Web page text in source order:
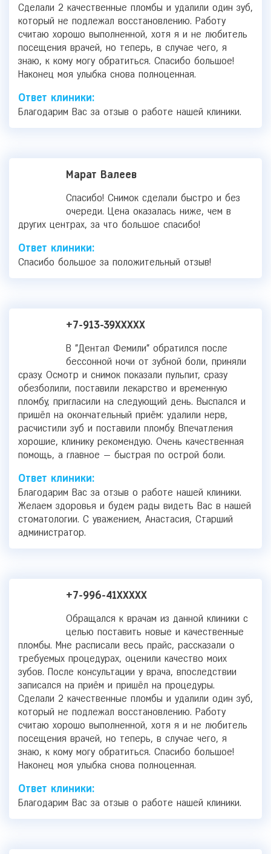
Сделали 2 качественные пломбы и удалили один зуб,
который не подлежал восстановлению. Работу
считаю хорошо выполненной, хотя я и не любитель
посещения врачей, но теперь, в случае чего, я
знаю, к кому могу обратиться. Спасибо большое!
Наконец моя улыбка снова полноценная.
Ответ клиники:
Благодарим Вас за отзыв о работе нашей клиники.
Марат Валеев
Спасибо! Снимок сделали быстро и без
очереди. Цена оказалась ниже, чем в
других центрах, за что большое спасибо!
Ответ клиники:
Спасибо большое за положительный отзыв!
+7-913-39XXXXX
В "Дентал Фемили" обратился после
бессонной ночи от зубной боли, приняли
сразу. Осмотр и снимок показали пульпит, сразу
обезболили, поставили лекарство и временную
пломбу, пригласили на следующий день. Выспался и
пришёл на окончательный приём: удалили нерв,
расчистили зуб и поставили пломбу. Впечатления
хорошие, клинику рекомендую. Очень качественная
помощь, а главное — быстрая по острой боли.
Ответ клиники:
Благодарим Вас за отзыв о работе нашей клиники.
Желаем здоровья и будем рады видеть Вас в нашей
стоматологии. С уважением, Анастасия, Старший
администратор.
+7-996-41XXXXX
Обращался к врачам из данной клиники с
целью поставить новые и качественные
пломбы. Мне расписали весь прайс, рассказали о
требуемых процедурах, оценили качество моих
зубов. После консультации у врача, впоследствии
записался на приём и пришёл на процедуры.
Сделали 2 качественные пломбы и удалили один зуб,
который не подлежал восстановлению. Работу
считаю хорошо выполненной, хотя я и не любитель
посещения врачей, но теперь, в случае чего, я
знаю, к кому могу обратиться. Спасибо большое!
Наконец моя улыбка снова полноценная.
Ответ клиники:
Благодарим Вас за отзыв о работе нашей клиники.